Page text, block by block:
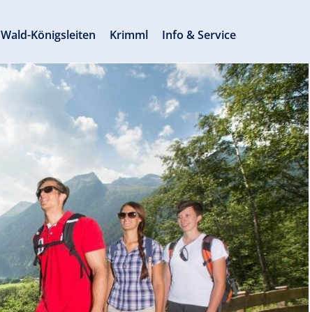
Wald-Königsleiten Krimml Info & Service